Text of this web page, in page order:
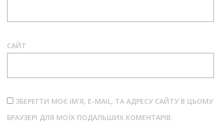
САЙТ
ЗБЕРЕГТИ МОЄ ІМ'Я, E-MAIL, ТА АДРЕСУ САЙТУ В ЦЬОМУ
БРАУЗЕРІ ДЛЯ МОЇХ ПОДАЛЬШИХ КОМЕНТАРІВ.